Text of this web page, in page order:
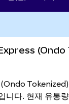
(Ondo
니다. 현재 유통